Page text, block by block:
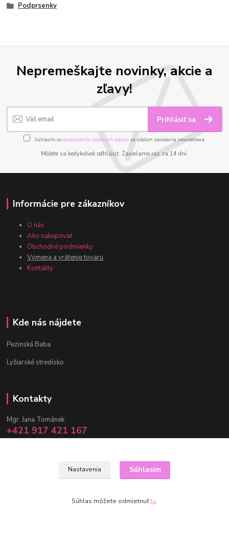
Podprsenky
Nepremeškajte novinky, akcie a
zľavy!
Prihlásiť sa
Súhlasím sospracovaním osobných údajov za účelom zasielania newslettera.
Môžete sa kedykoľvek odhlásiť. Zasielame raz za 14 dní.
Informácie pre zákazníkov
O nás
Ako nakupovať
Obchodné podmienky
Výmena a vrátenie tovaru
Kontakty
Kde nás nájdete
Pezinská Baba
Lyžiarské stredisko
Kontakty
Mgr. Jana Tománek
+421 917 421 167
(Po-Pia, 10 -17 hod.)
Nastavenia Súhlasím
Súhlas môžete odmietnuťtu.